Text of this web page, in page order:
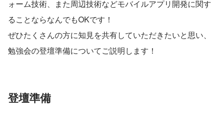
ォーム技術、また周辺技術などモバイルアプリ開発に関す
ることならなんでもOKです！
ぜひたくさんの方に知見を共有していただきたいと思い、
勉強会の登壇準備についてご説明します！
登壇準備